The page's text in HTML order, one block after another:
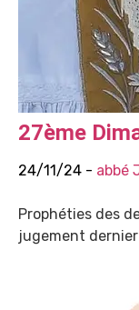
27ème
24/11/24 - abbé
Prophéties des
jugement dernier